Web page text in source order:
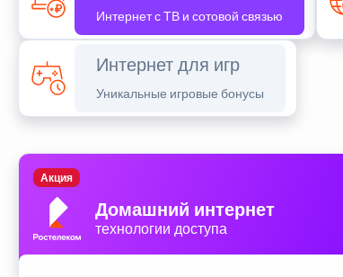
Интернет с ТВ и сотовой связью
Интернет для игр
Уникальные игровые бонусы
Домашний интернет
технологии доступа
Акция